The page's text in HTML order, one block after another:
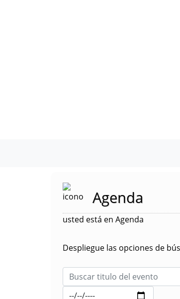
Agenda
usted está en Agenda
Despliegue las opciones de